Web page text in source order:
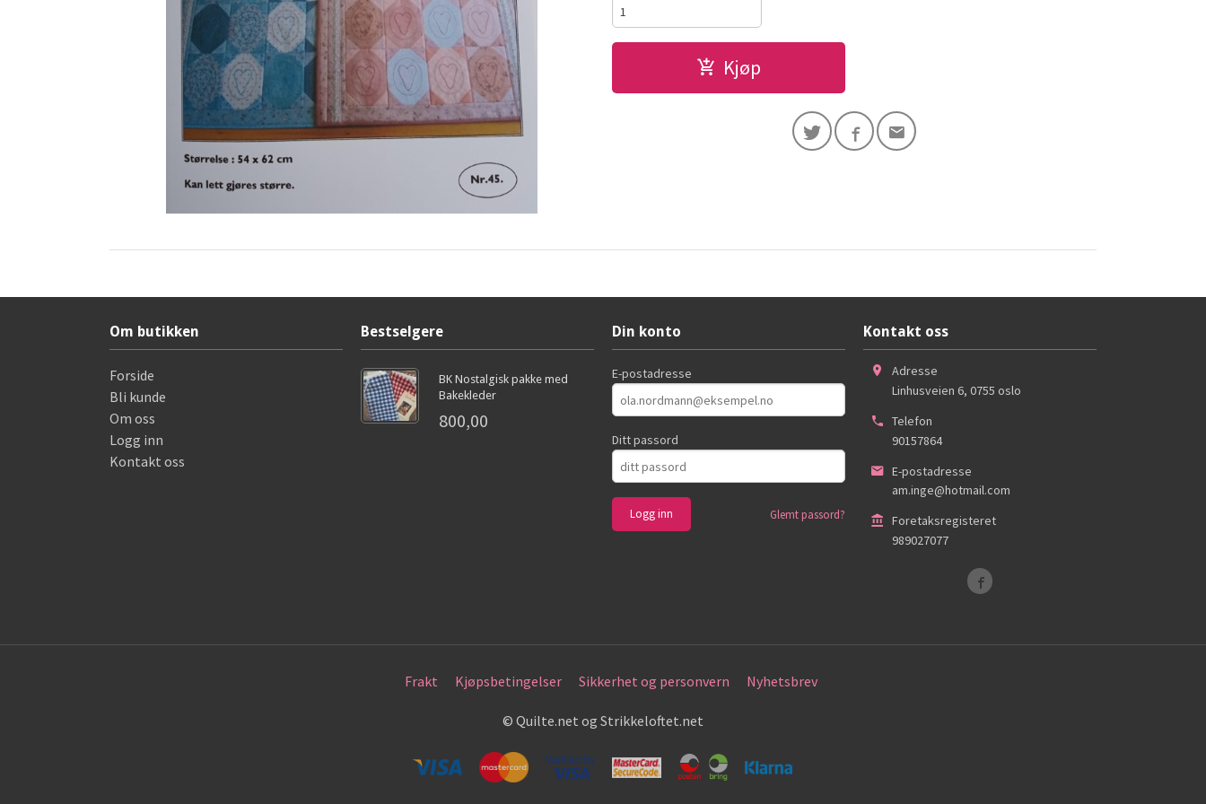
Kjøp
Om butikken
Forside
Bli kunde
Om oss
Logg inn
Kontakt oss
Bestselgere
BK Nostalgisk pakke med
Bakekleder
800,00
Din konto
E-postadresse
Ditt passord
Glemt passord?
Kontakt oss
Adresse
Linhusveien 6, 0755 oslo
Telefon
90157864
E-postadresse
am.inge@hotmail.com
Foretaksregisteret
989027077
Frakt Kjøpsbetingelser Sikkerhet og personvern Nyhetsbrev
© Quilte.net og Strikkeloftet.net